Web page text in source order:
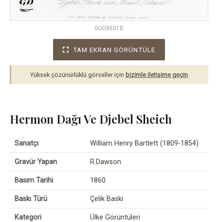
GUG8601B
TAM EKRAN GÖRÜNTÜLE
Yüksek çözünürlüklü görseller için bizimle iletişime geçin
Hermon Dağı Ve Djebel Sheich
Sanatçı William Henry Bartlett (1809-1854)
Gravür Yapan R.Dawson
Basım Tarihi 1860
Baskı Türü Çelik Baskı
Kategori Ülke Görüntüleri